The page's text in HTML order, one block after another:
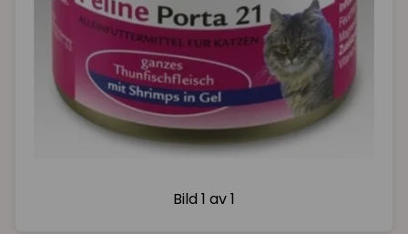
Bild 1 av 1